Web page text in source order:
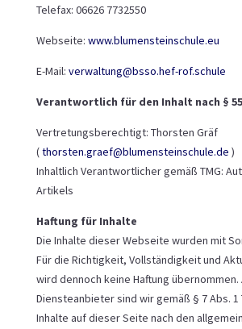
Telefax: 06626 7732550
Webseite: www.blumensteinschule.eu
E-Mail: verwaltung@bsso.hef-rof.schule
Verantwortlich für den Inhalt nach § 55
Vertretungsberechtigt: Thorsten Gräf
(thorsten.graef@blumensteinschule.de )
Inhaltlich Verantwortlicher gemäß TMG:
Artikels
Haftung für Inhalte
Die Inhalte dieser Webseite wurden mit
Für die Richtigkeit, Vollständigkeit und
wird dennoch keine Haftung übernommen.
Diensteanbieter sind wir gemäß § 7 Abs. 1
Inhalte auf dieser Seite nach den